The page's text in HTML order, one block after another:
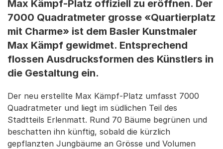
Max Kämpf-Platz offiziell zu eröffnen. Der
7000 Quadratmeter grosse «Quartierplatz
mit Charme» ist dem Basler Kunstmaler
Max Kämpf gewidmet. Entsprechend
flossen Ausdrucksformen des Künstlers in
die Gestaltung ein.
Der neu erstellte Max Kämpf-Platz umfasst 7000
Quadratmeter und liegt im südlichen Teil des
Stadtteils Erlenmatt. Rund 70 Bäume begrünen und
beschatten ihn künftig, sobald die kürzlich
gepflanzten Jungbäume an Grösse und Volumen